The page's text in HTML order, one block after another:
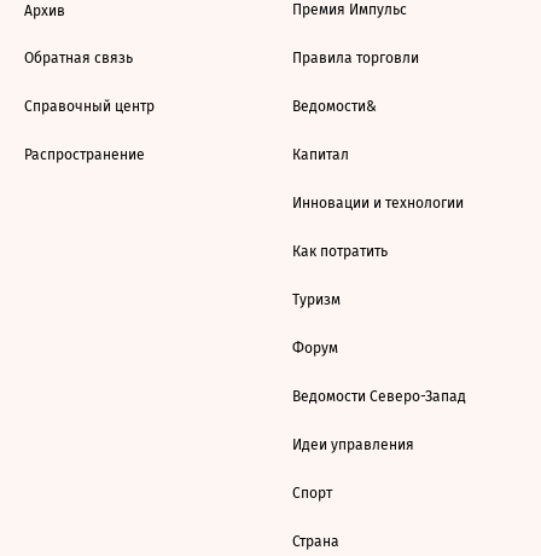
Архив
Обратная связь
Справочный центр
Распространение
Премия Импульс
Правила торговли
Ведомости&
Капитал
Инновации и технологии
Как потратить
Туризм
Форум
Ведомости Северо-Запад
Идеи управления
Спорт
Страна